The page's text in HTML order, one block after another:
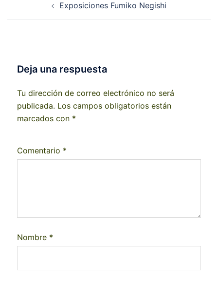
Exposiciones Fumiko Negishi
Deja una respuesta
Tu dirección de correo electrónico no será
publicada. Los campos obligatorios están
marcados con *
Comentario *
Nombre *